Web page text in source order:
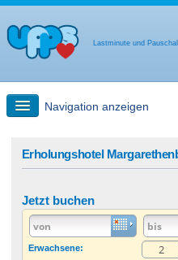
Lastminute und
Navigation anzeigen
Last Minute Angebot
Erholungshotel
Jetzt buchen
Erwachsene: